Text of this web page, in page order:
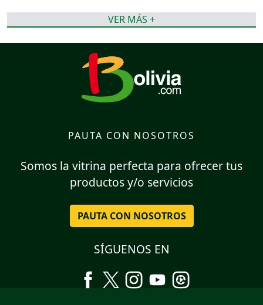
VER MÁS +
PAUTA CON NOSOTROS
Somos la vitrina perfecta para ofrecer tus
productos y/o servicios
PAUTA CON NOSOTROS
SÍGUENOS EN